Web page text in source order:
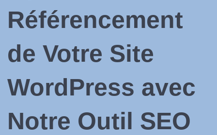
Référencement
de Votre Site
WordPress avec
Notre Outil SEO